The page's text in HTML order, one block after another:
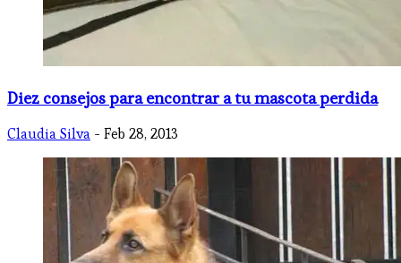
Diez consejos para encontrar a tu mascota perdida
Claudia Silva - Feb 28, 2013